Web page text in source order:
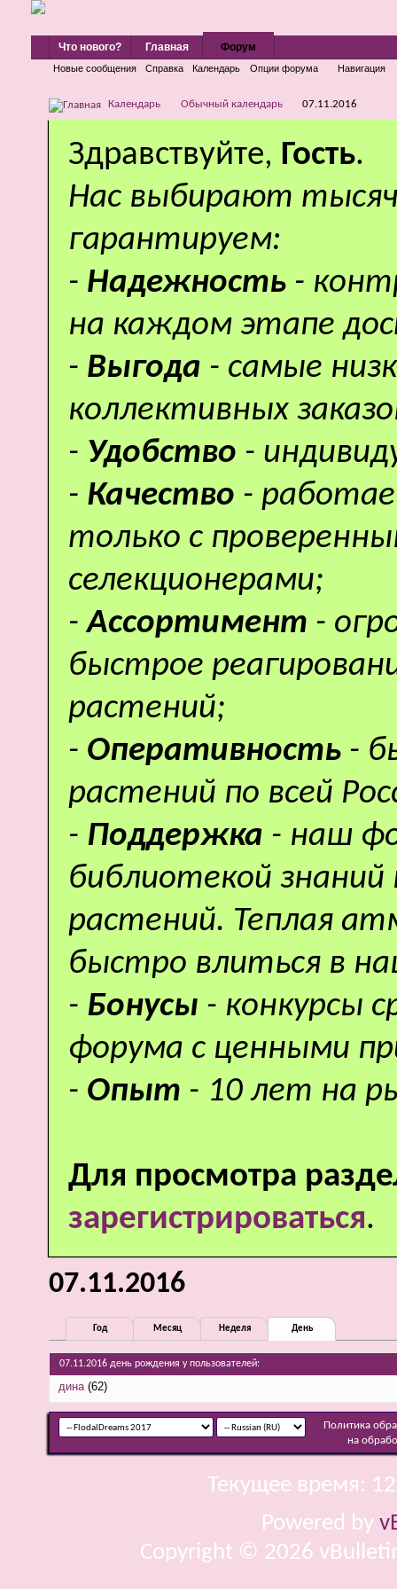
Что нового? Главная Форум
Новые сообщения Справка Календарь Опции форума Навигация
Календарь Обычный календарь 07.11.2016
Здравствуйте, Гость.
Нас выбирают
гарантируем:
- Надежность -
на каждом этапе
- Выгода - самые
коллективных
- Удобство -
- Качество -
только с
селекционерами;
-Ассортимент -
быстрое
растений;
- Оперативность -
растений по всей
- Поддержка - наш
библиотекой
растений. Теплая
быстро влиться в
- Бонусы - конкурсы
форума с ценными
- Опыт - 10 лет на
Для просмотра
зарегистрироваться.
07.11.2016
Год Месяц Неделя День
07.11.2016 день рождения у пользователей:
дина(62)
Политика
на
Текущее время:
Powered by
Copyright © 2026